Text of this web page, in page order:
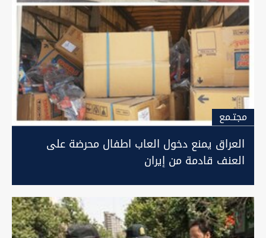
مجتـمع
العراق يمنع دخول العاب اطفال محرضة على
العنف قادمة من إيران